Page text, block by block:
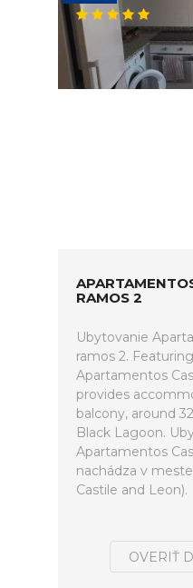
RAMOS 2
Ubytovanie
ramos 2.
Apartamentos
provides
balcony, around
Black Lagoon.
Apartamentos
nachádza v
Castile and Leon).
OVERIŤ